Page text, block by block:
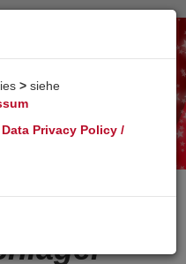
Toggle
> siehe
Data Privacy Policy /